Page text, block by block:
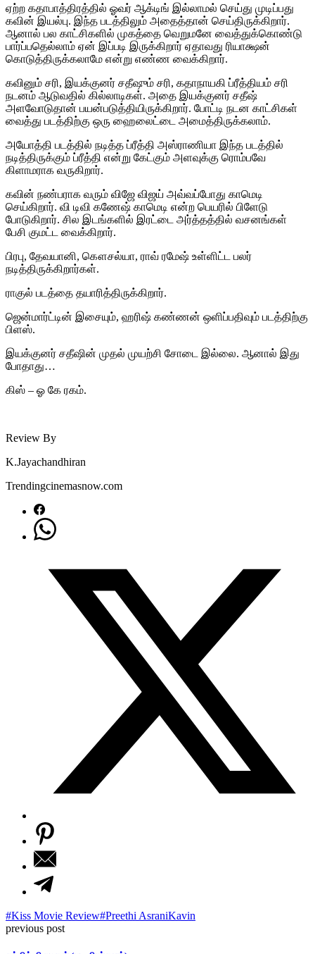
ஏற்ற கதாபாத்திரத்தில் ஓவர் ஆக்டிங் இல்லாமல் செய்து முடிப்பது
கவின் இயல்பு. இந்த படத்திலும் அதைத்தான் செய்திருக்கிறார்.
ஆனால் பல காட்சிகளில் முகத்தை வெறுமனே வைத்துக்கொண்டு
பார்ப்பதெல்லாம் ஏன் இப்படி இருக்கிறார் ஏதாவது ரியாக்ஷன்
கொடுத்திருக்கலாமே என்று எண்ண வைக்கிறார்.
கவினும் சரி, இயக்குனர் சதீஷும் சரி, கதாநாயகி ப்ரீத்தியம் சரி
நடனம் ஆடுவதில் கில்லாடிகள். அதை இயக்குனர் சதீஷ்
அளவோடுதான் பயன்படுத்தியிருக்கிறார். போட்டி நடன காட்சிகள்
வைத்து படத்திற்கு ஒரு ஹைலைட்டை அமைத்திருக்கலாம்.
அயோத்தி படத்தில் நடித்த ப்ரீத்தி அஸ்ராணியா இந்த படத்தில்
நடித்திருக்கும் ப்ரீத்தி என்று கேட்கும் அளவுக்கு ரொம்பவே
கிளாமராக வருகிறார்.
கவின் நண்பராக வரும் விஜே விஜய் அவ்வப்போது காமெடி
செய்கிறார். வி டிவி கணேஷ் காமெடி என்ற பெயரில் பிளேடு
போடுகிறார். சில இடங்களில் இரட்டை அர்த்தத்தில் வசனங்கள்
பேசி குமட்ட வைக்கிறார்.
பிரபு, தேவயானி, கௌசல்யா, ராவ் ரமேஷ் உள்ளிட்ட பலர்
நடித்திருக்கிறார்கள்.
ராகுல் படத்தை தயாரித்திருக்கிறார்.
ஜென்மார்ட்டின் இசையும், ஹரிஷ் கண்ணன் ஒளிப்பதிவும் படத்திற்கு
பிளஸ்.
இயக்குனர் சதீஷின் முதல் முயற்சி சோடை இல்லை. ஆனால் இது
போதாது…
கிஸ் – ஓ கே ரகம்.
Review By
K.Jayachandhiran
Trendingcinemasnow.com
#Kiss Movie Review#Preethi AsraniKavin
previous post